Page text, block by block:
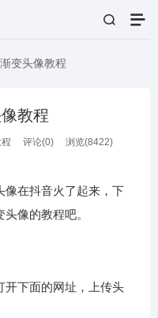
变头像教程
教程
评论(0)
浏览(8422)
像在抖音火了起来，下
像的教程吧。
开下面的网址，上传头